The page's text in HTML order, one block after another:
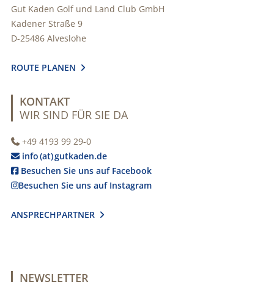
Gut Kaden Golf und Land Club GmbH
Kadener Straße 9
D-25486 Alveslohe
ROUTE PLANEN 
KONTAKT
WIR SIND FÜR SIE DA
+49 4193 99 29-0
info (at) gutkaden.de
Besuchen Sie uns auf Facebook
Besuchen Sie uns auf Instagram
ANSPRECHPARTNER 
NEWSLETTER